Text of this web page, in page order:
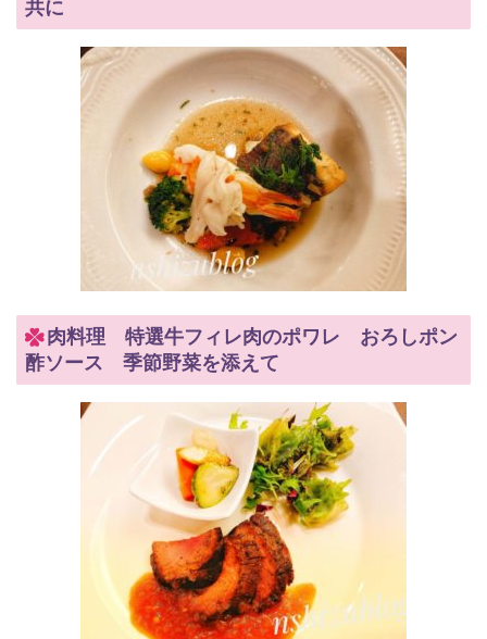
共に
肉料理 特選牛フィレ肉のポワレ おろしポン
酢ソース 季節野菜を添えて